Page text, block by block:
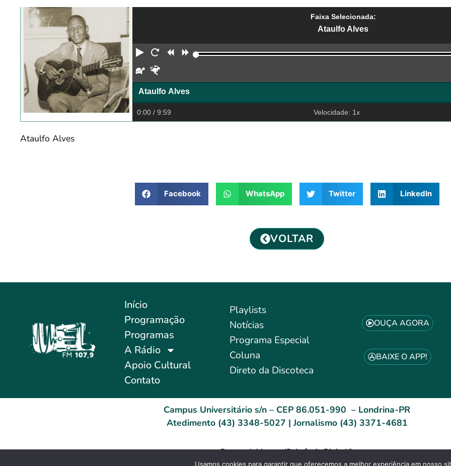
Faixa Selecionada:
Ataulfo Alves
Reproduzir
Reiniciar
Retroceder
Avançar
Devagar
Ataulfo Alves
0:00 / 9:59 Velocidade: 1x
Ataulfo Alves
Facebook WhatsApp Twitter LinkedIn
VOLTAR
Início
Programação
Programas
A Rádio
Apoio Cultural
Contato
Playlists
Notícias
Programa Especial
Coluna
Direto da Discoteca
OUÇA AGORA
BAIXE O APP!
Campus Universitário s/n – CEP 86.051-990 – Londrina-PR
Atedimento (43) 3348-5027 | Jornalismo (43) 3371-4681
Desenvolvido por: ID Agência Digital®
Site Acessível (WCAG)
Usamos cookies para garantir que oferecemos a melhor experiência em nosso